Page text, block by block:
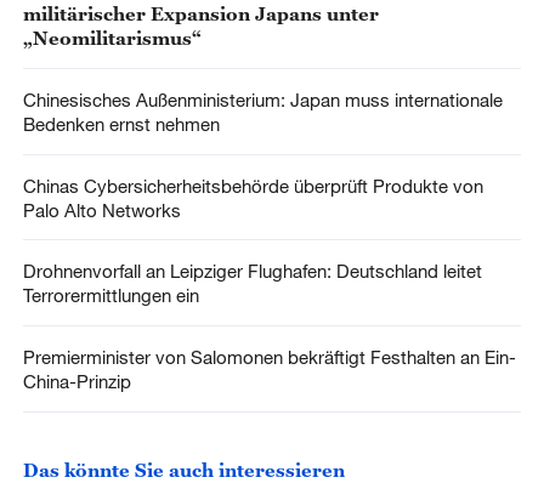
militärischer Expansion Japans unter
„Neomilitarismus“
Chinesisches Außenministerium: Japan muss internationale
Bedenken ernst nehmen
Chinas Cybersicherheitsbehörde überprüft Produkte von
Palo Alto Networks
Drohnenvorfall an Leipziger Flughafen: Deutschland leitet
Terrorermittlungen ein
Premierminister von Salomonen bekräftigt Festhalten an Ein-
China-Prinzip
Das könnte Sie auch interessieren